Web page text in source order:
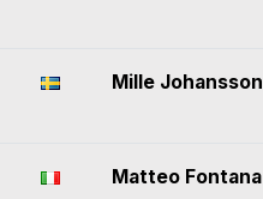
Mille Johansson
Matteo Fontana